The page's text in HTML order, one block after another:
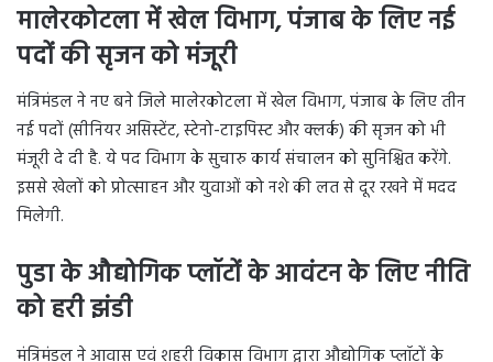
मालेरकोटला में खेल विभाग, पंजाब के लिए नई
पदों की सृजन को मंजूरी
मंत्रिमंडल ने नए बने जिले मालेरकोटला में खेल विभाग, पंजाब के लिए तीन
नई पदों (सीनियर असिस्टेंट, स्टेनो-टाइपिस्ट और क्लर्क) की सृजन को भी
मंजूरी दे दी है. ये पद विभाग के सुचारु कार्य संचालन को सुनिश्चित करेंगे.
इससे खेलों को प्रोत्साहन और युवाओं को नशे की लत से दूर रखने में मदद
मिलेगी.
पुडा के औद्योगिक प्लॉटों के आवंटन के लिए नीति
को हरी झंडी
मंत्रिमंडल ने आवास एवं शहरी विकास विभाग द्वारा औद्योगिक प्लॉटों के